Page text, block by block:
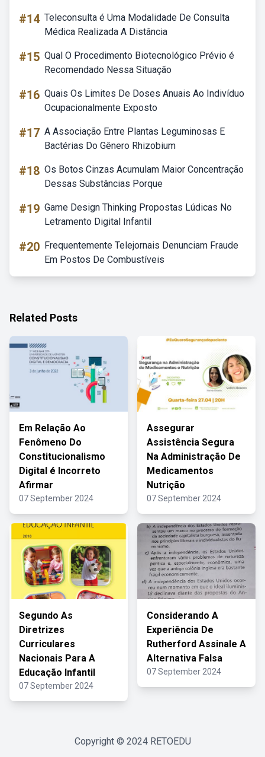
#14 Teleconsulta é Uma Modalidade De Consulta
Médica Realizada A Distância
#15 Qual O Procedimento Biotecnológico Prévio é
Recomendado Nessa Situação
#16 Quais Os Limites De Doses Anuais Ao Indivíduo
Ocupacionalmente Exposto
#17 A Associação Entre Plantas Leguminosas E
Bactérias Do Gênero Rhizobium
#18 Os Botos Cinzas Acumulam Maior Concentração
Dessas Substâncias Porque
#19 Game Design Thinking Propostas Lúdicas No
Letramento Digital Infantil
#20 Frequentemente Telejornais Denunciam Fraude
Em Postos De Combustíveis
Related Posts
Em Relação Ao
Fenômeno Do
Constitucionalismo
Digital é Incorreto
Afirmar
07 September 2024
Assegurar
Assistência Segura
Na Administração De
Medicamentos
Nutrição
07 September 2024
Segundo As
Diretrizes
Curriculares
Nacionais Para A
Educação Infantil
07 September 2024
Considerando A
Experiência De
Rutherford Assinale A
Alternativa Falsa
07 September 2024
Copyright © 2024 RETOEDU